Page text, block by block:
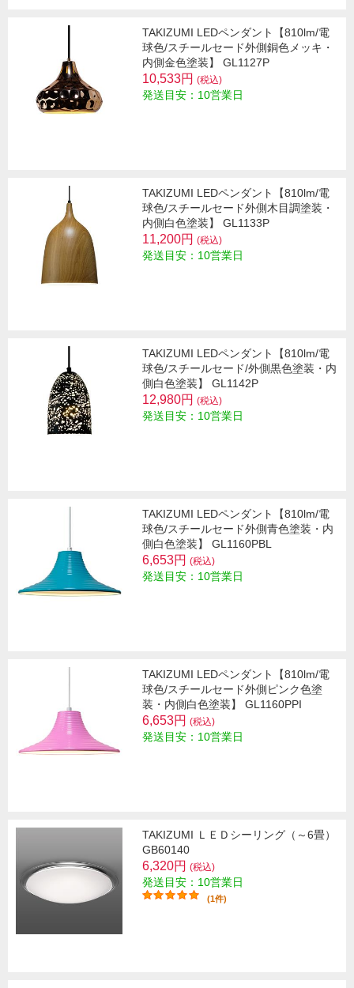
TAKIZUMI LEDペンダント【810lm/電
球色/スチールセード外側銅色メッキ・
内側金色塗装】 GL1127P
10,533円 (税込)
発送目安：10営業日
TAKIZUMI LEDペンダント【810lm/電
球色/スチールセード外側木目調塗装・
内側白色塗装】 GL1133P
11,200円 (税込)
発送目安：10営業日
TAKIZUMI LEDペンダント【810lm/電
球色/スチールセード/外側黒色塗装・内
側白色塗装】 GL1142P
12,980円 (税込)
発送目安：10営業日
TAKIZUMI LEDペンダント【810lm/電
球色/スチールセード外側青色塗装・内
側白色塗装】 GL1160PBL
6,653円 (税込)
発送目安：10営業日
TAKIZUMI LEDペンダント【810lm/電
球色/スチールセード外側ピンク色塗
装・内側白色塗装】 GL1160PPI
6,653円 (税込)
発送目安：10営業日
TAKIZUMI ＬＥＤシーリング（～6畳）
GB60140
6,320円 (税込)
発送目安：10営業日
(1件)